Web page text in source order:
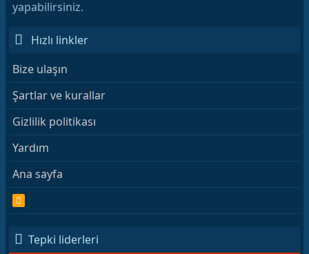
yapabilirsiniz.
Hızlı linkler
Bize ulaşın
Şartlar ve kurallar
Gizlilik politikası
Yardım
Ana sayfa
S
Tepki liderleri